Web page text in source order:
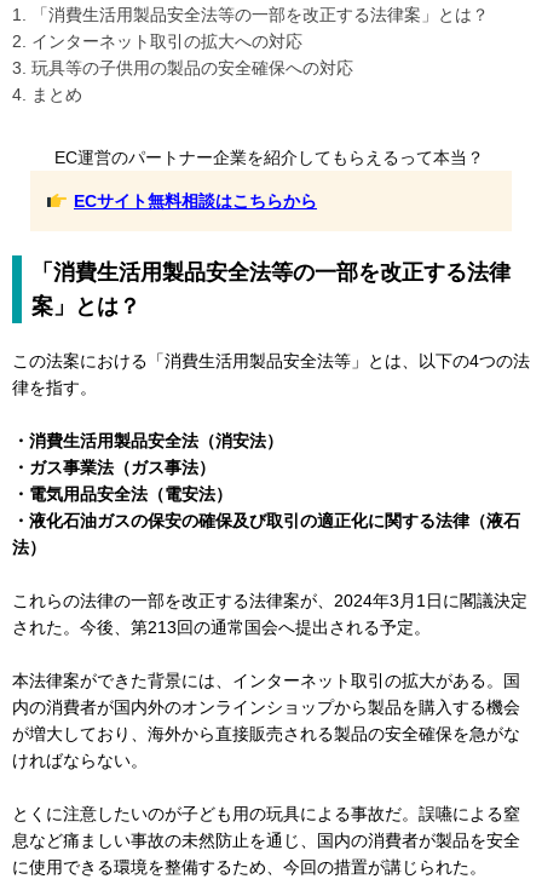
1. 「消費生活用製品安全法等の一部を改正する法律案」とは？
2. インターネット取引の拡大への対応
3. 玩具等の子供用の製品の安全確保への対応
4. まとめ
EC運営のパートナー企業を紹介してもらえるって本当？
ECサイト無料相談はこちらから
「消費生活用製品安全法等の一部を改正する法律
案」とは？
この法案における「消費生活用製品安全法等」とは、以下の4つの法
律を指す。
・消費生活用製品安全法（消安法）
・ガス事業法（ガス事法）
・電気用品安全法（電安法）
・液化石油ガスの保安の確保及び取引の適正化に関する法律（液石
法）
これらの法律の一部を改正する法律案が、2024年3月1日に閣議決定
された。今後、第213回の通常国会へ提出される予定。
本法律案ができた背景には、インターネット取引の拡大がある。国
内の消費者が国内外のオンラインショップから製品を購入する機会
が増大しており、海外から直接販売される製品の安全確保を急がな
ければならない。
とくに注意したいのが子ども用の玩具による事故だ。誤嚥による窒
息など痛ましい事故の未然防止を通じ、国内の消費者が製品を安全
に使用できる環境を整備するため、今回の措置が講じられた。